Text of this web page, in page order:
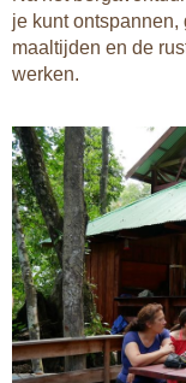
je kunt
maaltijden en de
werken.